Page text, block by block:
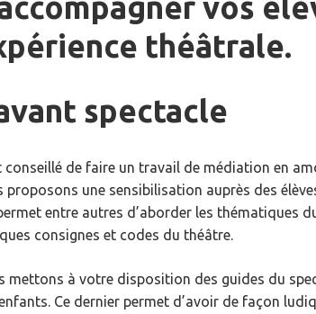
vos
théâtrale.
spectacle
conseillé de faire un travail de médiation en
proposons une sensibilisation auprès des
entre autres d’aborder les thématiques
consignes et codes du théâtre.
mettons à votre disposition des guides du
Ce dernier permet d’avoir de façon